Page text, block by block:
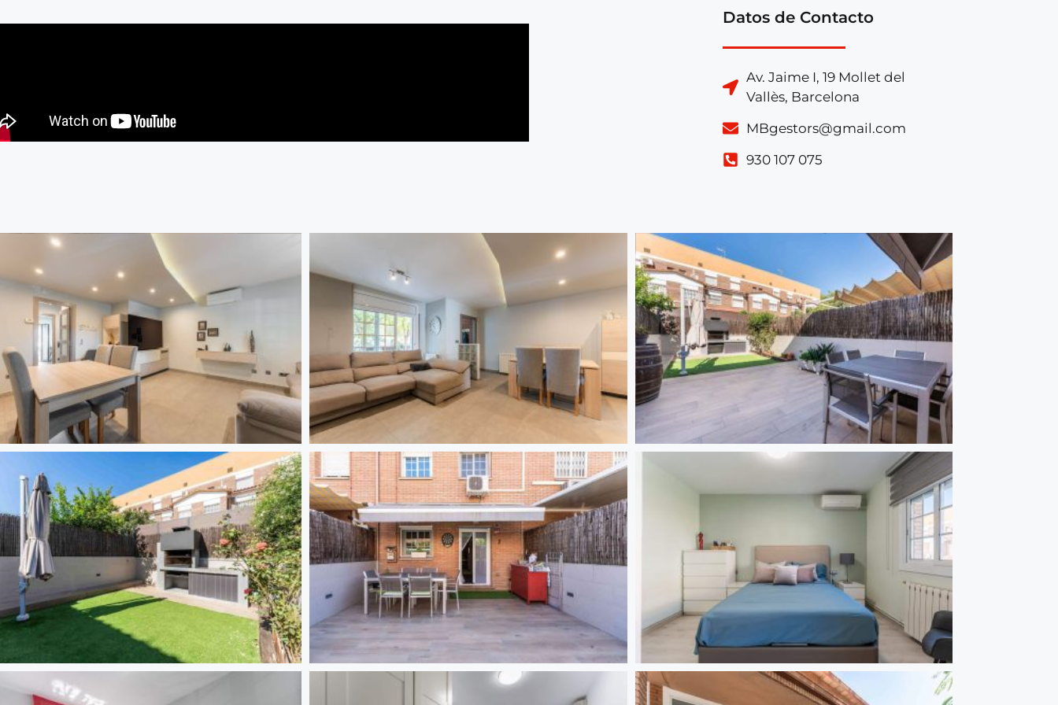
Datos de Contacto
Av. Jaime I, 19 Mollet del
Vallès, Barcelona
MBgestors@gmail.com
930 107 075